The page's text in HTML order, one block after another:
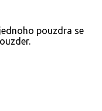
pouzdra se